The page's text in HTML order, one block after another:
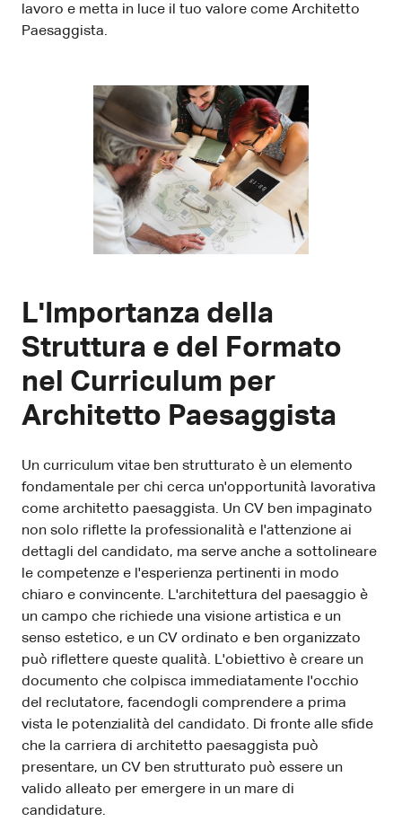
lavoro e metta in luce il tuo valore come Architetto
Paesaggista.
L'Importanza della
Struttura e del Formato
nel Curriculum per
Architetto Paesaggista
Un curriculum vitae ben strutturato è un elemento
fondamentale per chi cerca un'opportunità lavorativa
come architetto paesaggista. Un CV ben impaginato
non solo riflette la professionalità e l'attenzione ai
dettagli del candidato, ma serve anche a sottolineare
le competenze e l'esperienza pertinenti in modo
chiaro e convincente. L'architettura del paesaggio è
un campo che richiede una visione artistica e un
senso estetico, e un CV ordinato e ben organizzato
può riflettere queste qualità. L'obiettivo è creare un
documento che colpisca immediatamente l'occhio
del reclutatore, facendogli comprendere a prima
vista le potenzialità del candidato. Di fronte alle sfide
che la carriera di architetto paesaggista può
presentare, un CV ben strutturato può essere un
valido alleato per emergere in un mare di
candidature.